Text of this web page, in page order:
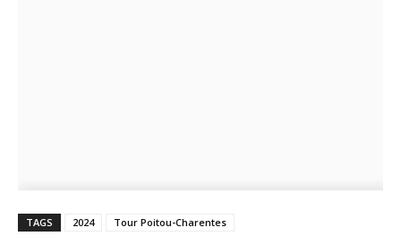
TAGS 2024 Tour Poitou-Charentes